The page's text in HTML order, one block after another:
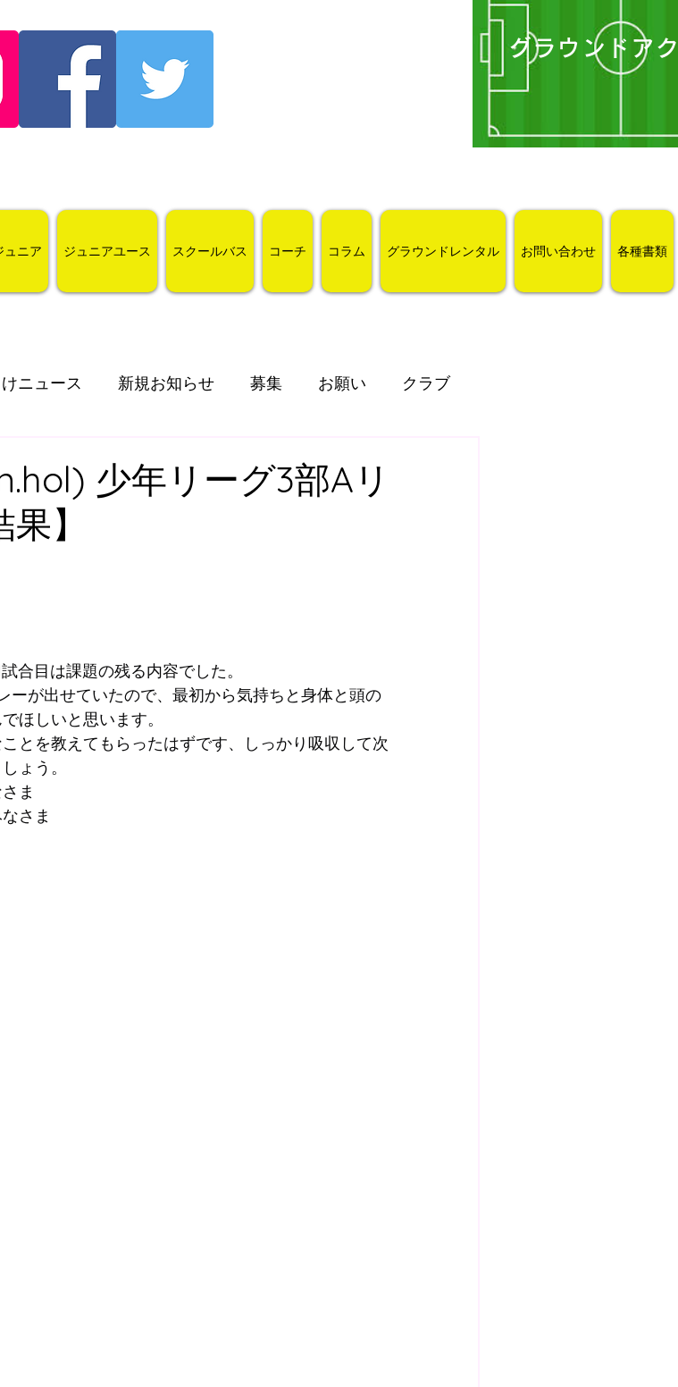
グラウンドア
ュニア ジュニアユース スクールバス コーチ コラム グラウンドレンタル お問い合わせ 各種書類
ニュース 新規お知らせ 募集 お願い クラブ
スクール
ルバス 明石方面スクールバス
少年リーグ3部Aリ
】
合目は課題の残る内容でした。
ーが出せていたので、最初から気持ちと身体と頭の
ほしいと思います。
とを教えてもらったはずです、しっかり吸収して次
ょう。
ま
さま